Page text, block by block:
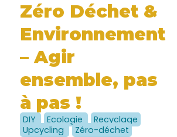
Zéro Déchet &
Environnement
– Agir
ensemble, pas
à pas !
DIY Ecologie
Recyclage
Upcycling
Zéro-déchet